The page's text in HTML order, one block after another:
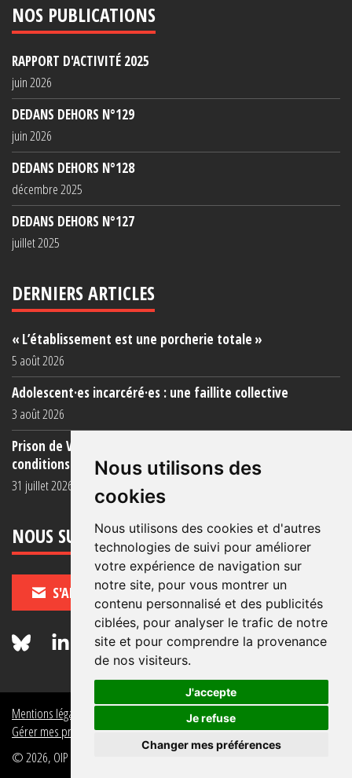
Nous utilisons des
cookies
Nous utilisons des cookies et d'autres
technologies de suivi pour améliorer
votre expérience de navigation sur
notre site, pour vous montrer un
contenu personnalisé et des publicités
ciblées, pour analyser le trafic de notre
site et pour comprendre la provenance
de nos visiteurs.
J'accepte
Je refuse
Changer mes préférences
NOS PUBLICATIONS
RAPPORT D'ACTIVITÉ 2025
juin 2026
DEDANS DEHORS N°129
juin 2026
DEDANS DEHORS N°128
décembre 2025
DEDANS DEHORS N°127
juillet 2025
DERNIERS ARTICLES
« L’établissement est une porcherie totale »
5 août 2026
Adolescent·es incarcéré·es : une faillite collective
3 août 2026
Prison de Vendin-le-Vieil : témoignage de familles sur les
conditions (...)
31 juillet 2026
NOUS SUIVRE
S'ABONNER
Mentions légales
Politique de données personnelles
Gérer mes préférences de données personnelles
© 2026, OIP Section FR